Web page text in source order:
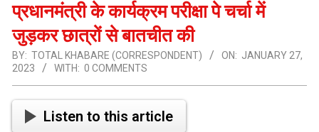
प्रधानमंत्री के कार्यक्रम परीक्षा पे चर्चा में
जुड़कर छात्रों से बातचीत की
BY: TOTAL KHABARE (CORRESPONDENT) ON: JANUARY 27,
2023
WITH: 0 COMMENTS
Listen to this article